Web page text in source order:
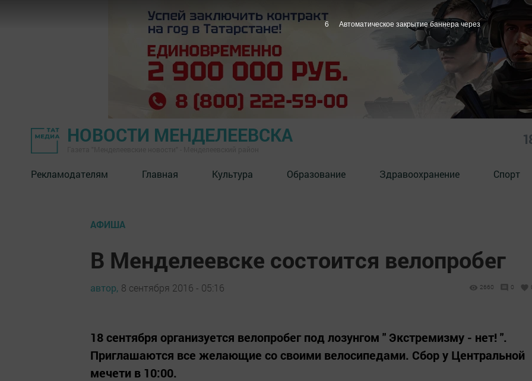
НОВОСТИ МЕНДЕЛЕЕВСКА
Рекламодателям Главная Культура Образование Здравоохранение Спорт
АФИША
В Менделеевске состоится велопробег
автор, 8 сентября 2016 - 05:16 2660 0
18 сентября организуется велопробег под лозунгом " Экстремизму - нет! ".
Приглашаются все желающие со своими велосипедами. Сбор у Центральной
мечети в 10:00.
5 Автоматическое закрытие баннера через